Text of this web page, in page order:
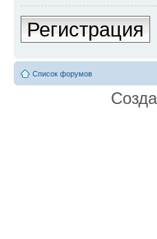
Регистрация
Список форумов